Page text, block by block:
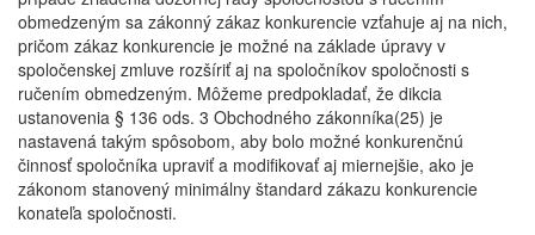
obmedzeným sa zákonný zákaz konkurencie vzťahuje aj na nich,
pričom zákaz konkurencie je možné na základe úpravy v
spoločenskej zmluve rozšíriť aj na spoločníkov spoločnosti s
ručením obmedzeným. Môžeme predpokladať, že dikcia
ustanovenia § 136 ods. 3 Obchodného zákonníka(25) je
nastavená takým spôsobom, aby bolo možné konkurenčnú
činnosť spoločníka upraviť a modifikovať aj miernejšie, ako je
zákonom stanovený minimálny štandard zákazu konkurencie
konateľa spoločnosti.